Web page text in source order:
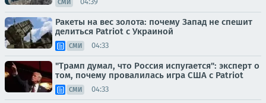
СМИ
Ракеты на вес золота: почему Запад не спешит
делиться Patriot с Украиной
СМИ 04:33
"Трамп думал, что Россия испугается": эксперт о
том, почему провалилась игра США с Patriot
СМИ 04:33